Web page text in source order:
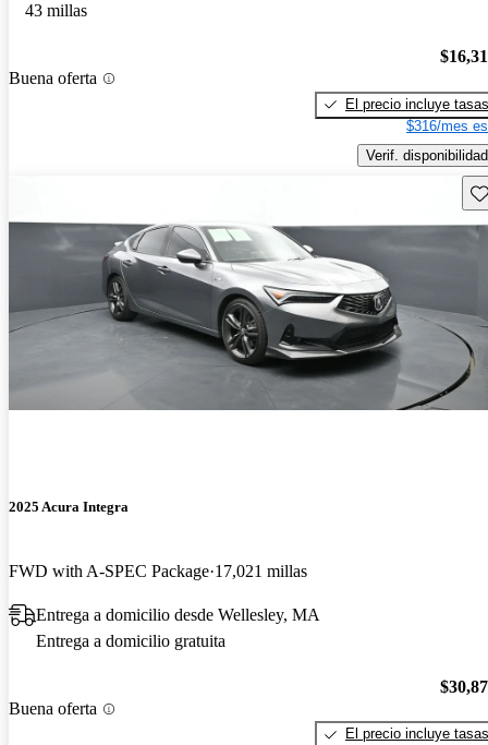
43 millas
Buena oferta
El precio incluye tasas
$316/mes
Verif. disponibilidad
2025 Acura Integra
FWD with A-SPEC Package 17,021 millas
Entrega a domicilio desde Wellesley, MA
Entrega a domicilio gratuita
Buena oferta
El precio incluye tasas